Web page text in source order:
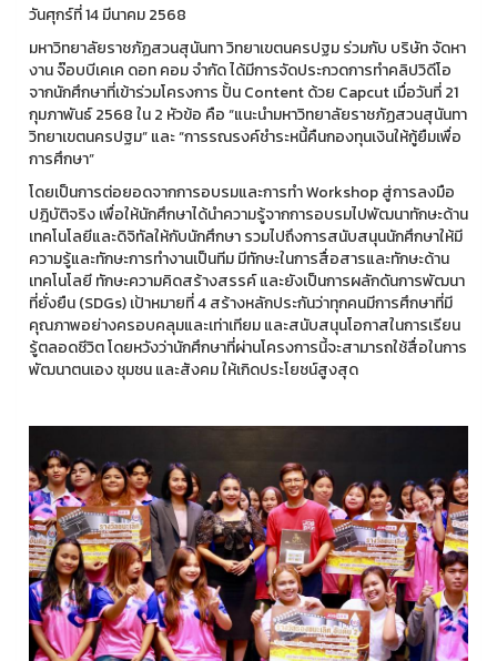
วันศุกร์ที่ 14 มีนาคม 2568
มหาวิทยาลัยราชภัฏสวนสุนันทา วิทยาเขตนครปฐม ร่วมกับ บริษัท จัดหา
งาน จ๊อบบีเคเค ดอท คอม จํากัด ได้มีการจัดประกวดการทำคลิปวิดีโอ
จากนักศึกษาที่เข้าร่วมโครงการ ปั้น Content ด้วย Capcut เมื่อวันที่ 21
กุมภาพันธ์ 2568 ใน 2 หัวข้อ คือ “แนะนำมหาวิทยาลัยราชภัฏสวนสุนันทา
วิทยาเขตนครปฐม” และ “การรณรงค์ชำระหนี้คืนกองทุนเงินให้กู้ยืมเพื่อ
การศึกษา”
โดยเป็นการต่อยอดจากการอบรมและการทำ Workshop สู่การลงมือ
ปฎิบัติจริง เพื่อให้นักศึกษาได้นำความรู้จากการอบรมไปพัฒนาทักษะด้าน
เทคโนโลยีและดิจิทัลให้กับนักศึกษา รวมไปถึงการสนับสนุนนักศึกษาให้มี
ความรู้และทักษะการทำงานเป็นทีม มีทักษะในการสื่อสารและทักษะด้าน
เทคโนโลยี ทักษะความคิดสร้างสรรค์ และยังเป็นการผลักดันการพัฒนา
ที่ยั่งยืน (SDGs) เป้าหมายที่ 4 สร้างหลักประกันว่าทุกคนมีการศึกษาที่มี
คุณภาพอย่างครอบคลุมและเท่าเทียม และสนับสนุนโอกาสในการเรียน
รู้ตลอดชีวิต โดยหวังว่านักศึกษาที่ผ่านโครงการนี้จะสามารถใช้สื่อในการ
พัฒนาตนเอง ชุมชน และสังคม ให้เกิดประโยชน์สูงสุด